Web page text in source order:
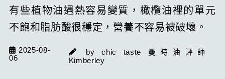
有些植物油遇熱容易變質，橄欖油裡的單元
不飽和脂肪酸很穩定，營養不容易被破壞。
2025-08-
06
by chic taste 曼時油評師
Kimberley